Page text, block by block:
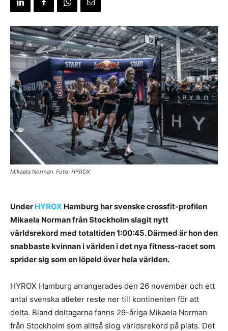
Mikaela Norman. Foto: HYROX
Under HYROX Hamburg har svenske crossfit-profilen
Mikaela Norman från Stockholm slagit nytt
världsrekord med totaltiden 1:00:45. Därmed är hon den
snabbaste kvinnan i världen i det nya fitness-racet som
sprider sig som en löpeld över hela världen.
HYROX Hamburg arrangerades den 26 november och ett
antal svenska atleter reste ner till kontinenten för att
delta. Bland deltagarna fanns 29-åriga Mikaela Norman
från Stockholm som alltså slog världsrekord på plats. Det